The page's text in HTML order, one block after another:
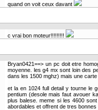
quand on voit ceux davant
c vrai bon moteur!!!!!!!!!
Bryan0421==> un pc doit etre
moyenne. les g4 mx sont loin des
dans les 1500 mghz) mais une
et la en 1024 full detail y tourne le
pentium (desole mais faut avouer
plus balese. meme si les 4600
abordables et offrent de tres